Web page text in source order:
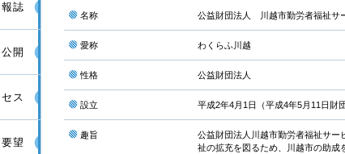
名称 公益財団法人 川越市勤労者福祉サ
愛称 わくらふ川越
性格 公益財団法人
設立 平成2年4月1日（平成4年5月11日財
趣旨
公益財団法人川越市勤労者福祉サー
祉の拡充を図るため、川越市の助成
誌
開
ス
望